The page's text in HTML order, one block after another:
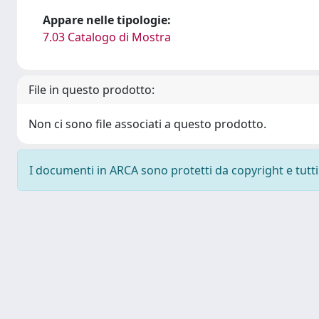
Appare nelle tipologie:
7.03 Catalogo di Mostra
File in questo prodotto:
Non ci sono file associati a questo prodotto.
I documenti in ARCA sono protetti da copyright e